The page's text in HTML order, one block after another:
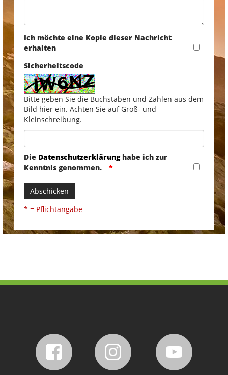
Ich möchte eine Kopie dieser Nachricht
erhalten
Sicherheitscode
Bitte geben Sie die Buchstaben und Zahlen aus dem
Bild hier ein. Achten Sie auf Groß- und
Kleinschreibung.
Die Datenschutzerklärunghabe ich zur
Kenntnis genommen.
Abschicken
* = Pflichtangabe